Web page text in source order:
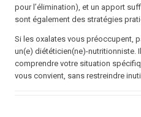
pour l’élimination), et un apport
sont également des stratégies
Si les oxalates vous préoccupent,
un(e) diététicien(ne)-nutritionniste.
comprendre votre situation
vous convient, sans restreindre